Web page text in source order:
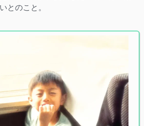
とのこと。